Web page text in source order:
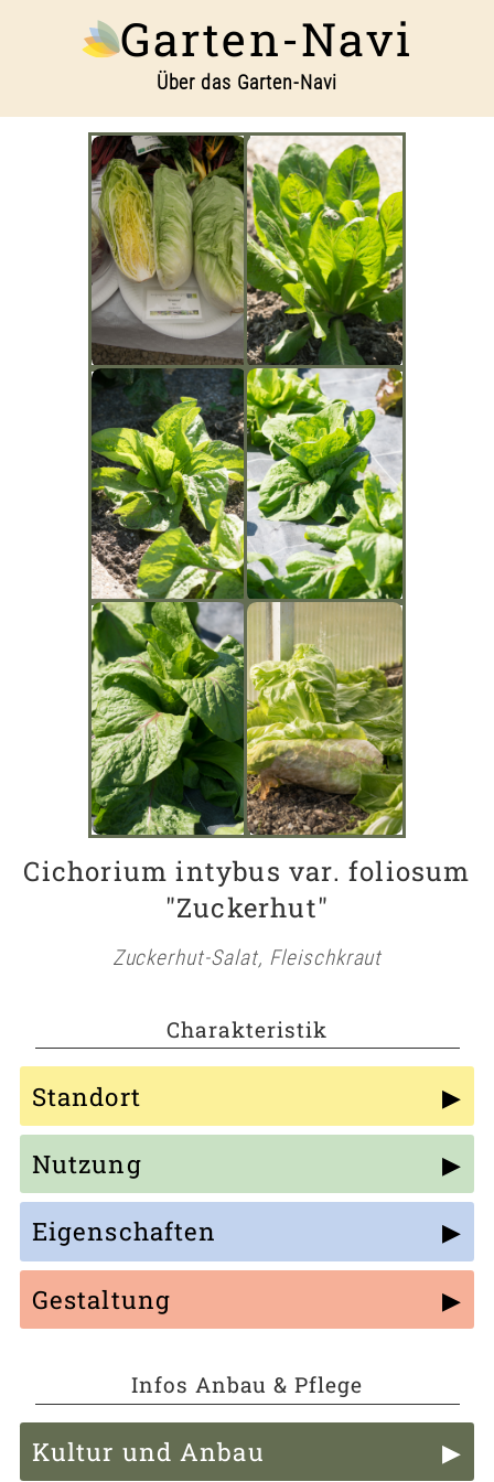
Garten-Navi
Über das Garten-Navi
Cichorium intybus var. foliosum
"Zuckerhut"
Zuckerhut-Salat, Fleischkraut
Charakteristik
Standort
Nutzung
Eigenschaften
Gestaltung
Infos Anbau & Pflege
Kultur und Anbau